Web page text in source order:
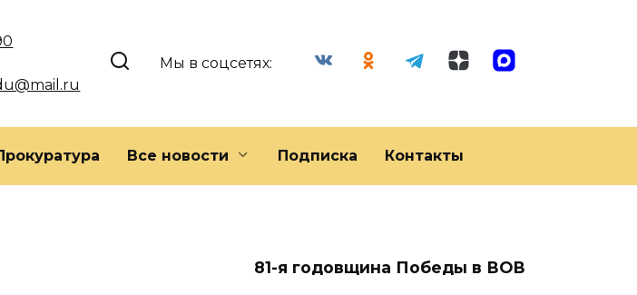
Мы в соцсетях:
Все новости Подписка Контакты
81-я годовщина Победы в ВОВ